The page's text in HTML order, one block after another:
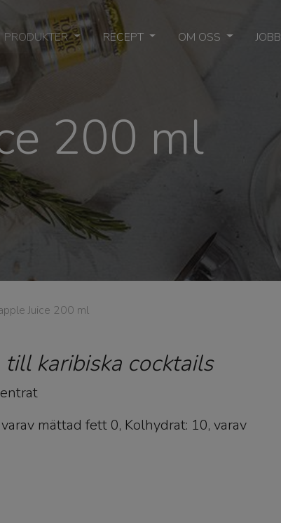
PRODUKTER RECEPT OM OSS JOBB
200 ml
Juice 200 ml
karibiska cocktails
mättad fett 0, Kolhydrat: 10, varav